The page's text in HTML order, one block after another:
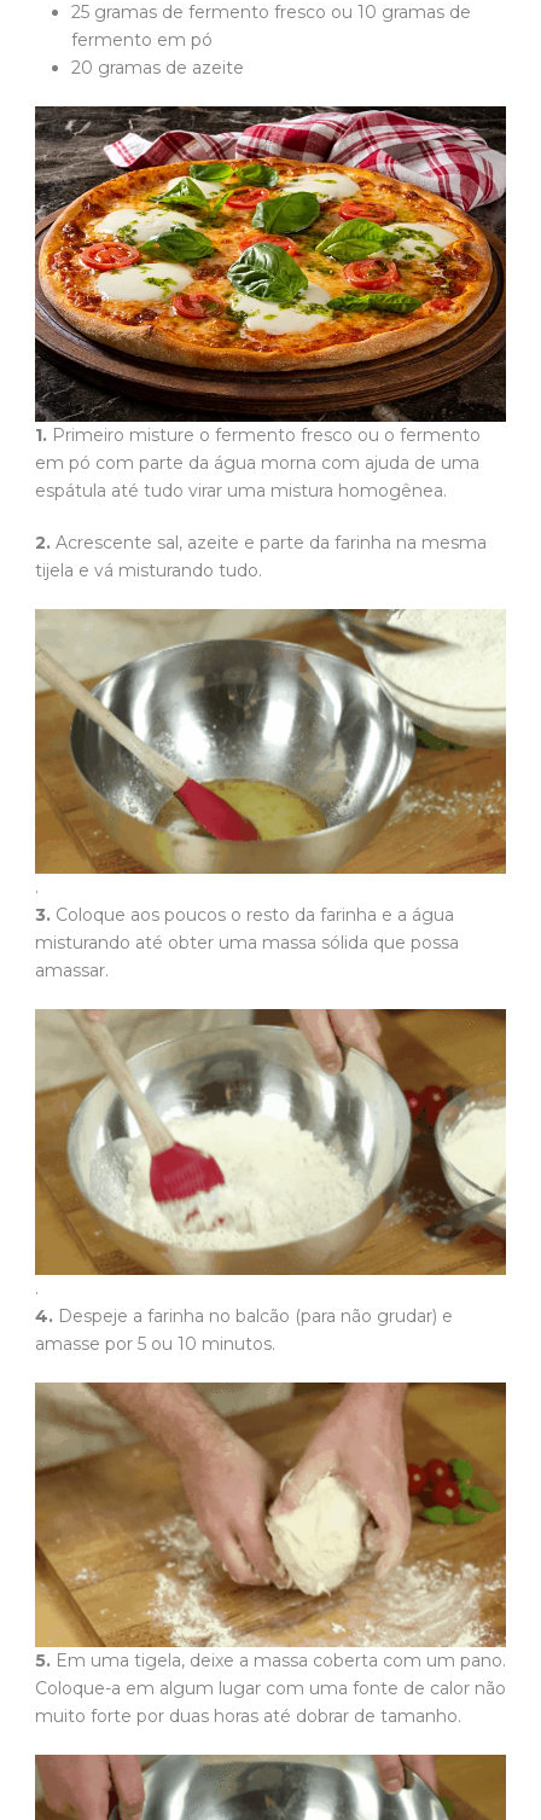
25 gramas de fermento fresco ou 10 gramas de
fermento em pó
20 gramas de azeite
1. Primeiro misture o fermento fresco ou o fermento
em pó com parte da água morna com ajuda de uma
espátula até tudo virar uma mistura homogênea.
2. Acrescente sal, azeite e parte da farinha na mesma
tijela e vá misturando tudo.
.
3. Coloque aos poucos o resto da farinha e a água
misturando até obter uma massa sólida que possa
amassar.
.
4. Despeje a farinha no balcão (para não grudar) e
amasse por 5 ou 10 minutos.
5. Em uma tigela, deixe a massa coberta com um pano.
Coloque-a em algum lugar com uma fonte de calor não
muito forte por duas horas até dobrar de tamanho.